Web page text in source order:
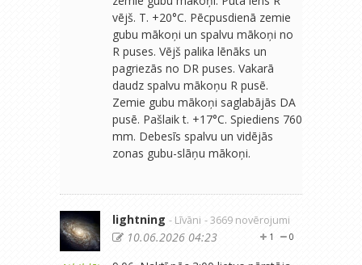
vējš. T. +20°C. Pēcpusdienā zemie
gubu mākoņi un spalvu mākoņi no
R puses. Vējš palika lēnāks un
pagriezās no DR puses. Vakarā
daudz spalvu mākoņu R pusē.
Zemie gubu mākoņi saglabājās DA
pusē. Pašlaik t. +17°C. Spiediens 760
mm. Debesīs spalvu un vidējās
zonas gubu-slāņu mākoņi.
lightning - Līvāni - 3669 novērojumi
0
1
10.06.2026 04:23